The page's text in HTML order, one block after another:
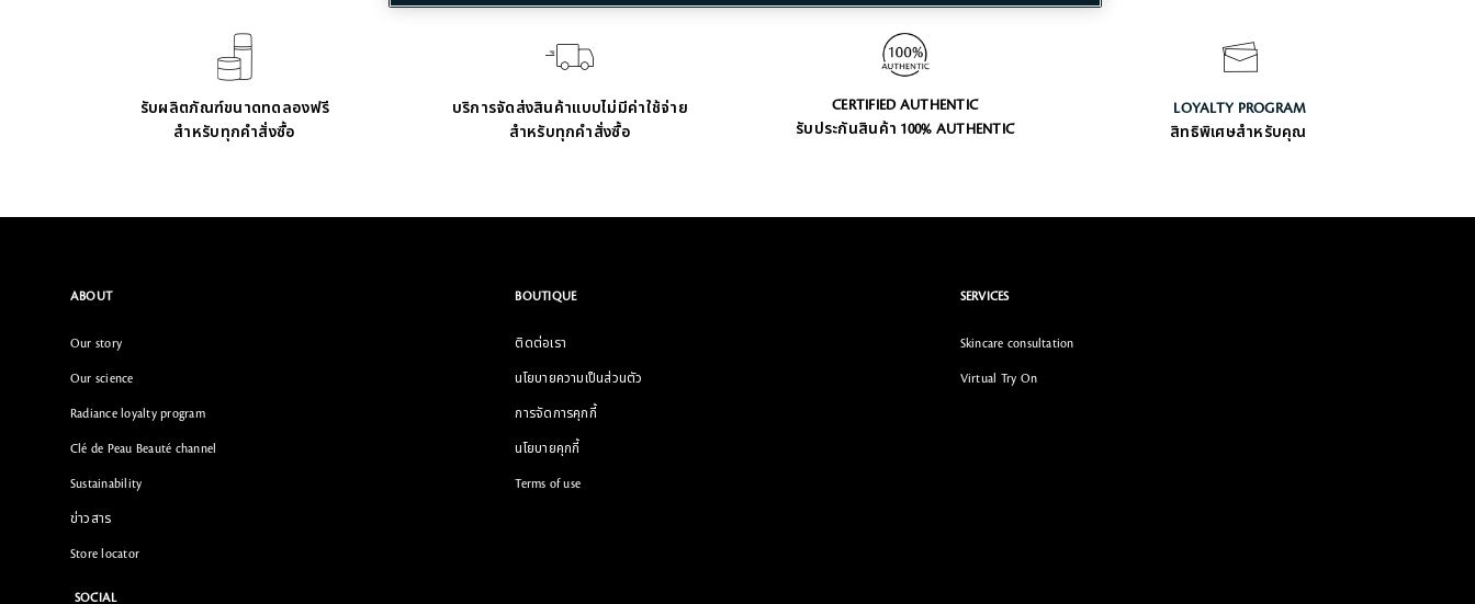
รับผลิตภัณฑ์ขนาดทดลองฟรี
สำหรับทุกคำสั่งซื้อ
บริการจัดส่งสินค้าแบบไม่มีค่าใช้จ่าย
สำหรับทุกคำสั่งซื้อ
CERTIFIED AUTHENTIC
รับประกันสินค้า 100% AUTHENTIC
LOYALTY PROGRAM
สิทธิพิเศษสำหรับคุณ
ABOUT
Our story
Our science
Radiance loyalty program
Clé de Peau Beauté channel
Sustainability
ข่าวสาร
Store locator
BOUTIQUE
ติดต่อเรา
นโยบายความเป็นส่วนตัว
การจัดการคุกกี้
นโยบายคุกกี้
Terms of use
SERVICES
Skincare consultation
Virtual Try On
SOCIAL